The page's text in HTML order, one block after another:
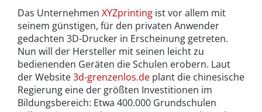
Das Unternehmen XYZprinting ist vor allem mit
seinem günstigen, für den privaten Anwender
gedachten 3D-Drucker in Erscheinung getreten.
Nun will der Hersteller mit seinen leicht zu
bedienenden Geräten die Schulen erobern. Laut
der Website3d-grenzenlos.de plant die chinesische
Regierung eine der größten Investitionen im
Bildungsbereich: Etwa 400.000 Grundschulen